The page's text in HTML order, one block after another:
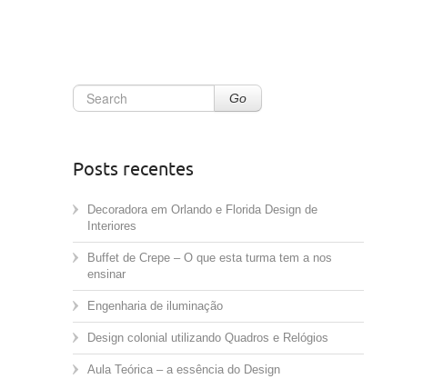
Go
Posts recentes
Decoradora em Orlando e Florida Design de
Interiores
Buffet de Crepe – O que esta turma tem a nos
ensinar
Engenharia de iluminação
Design colonial utilizando Quadros e Relógios
Aula Teórica – a essência do Design